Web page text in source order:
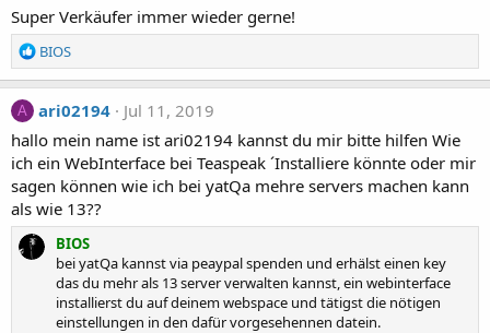
i
o
n
s
:
Super Verkäufer immer wieder gerne!
R
e
a
c
i
o
n
s
:
BIOS
A ari02194
Jul 11, 2019
hallo mein name ist ari02194 kannst du mir bitte hilfen Wie
ich ein WebInterface bei Teaspeak ´Installiere könnte oder mir
sagen können wie ich bei yatQa mehre servers machen kann
als wie 13??
BIOS
bei yatQa kannst via peaypal spenden und erhälst einen key
das du mehr als 13 server verwalten kannst, ein webinterface
installierst du auf deinem webspace und tätigst die nötigen
einstellungen in den dafür vorgesehennen datein.